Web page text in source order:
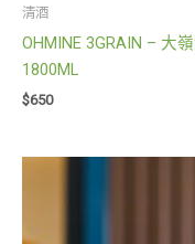
清酒
OHMINE 3GRAIN – 大
1800ML
$650